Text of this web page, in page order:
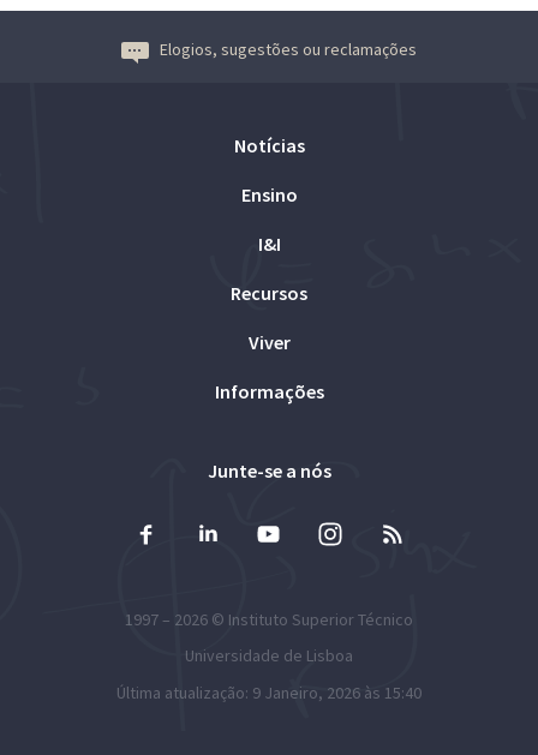
Elogios, sugestões ou reclamações
Notícias
Ensino
I&I
Recursos
Viver
Informações
Junte-se a nós
1997 – 2026 © Instituto Superior Técnico
Universidade de Lisboa
Última atualização: 9 Janeiro, 2026 às 15:40